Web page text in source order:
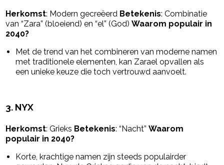
Herkomst: Modern gecreëerd Betekenis: Combinatie
van “Zara” (bloeiend) en “el” (God)Waarom populair in
2040?
Met de trend van het combineren van moderne namen
met traditionele elementen, kan Zarael opvallen als
een unieke keuze die toch vertrouwd aanvoelt.
3. NYX
Herkomst: Grieks Betekenis: “Nacht”Waarom
populair in 2040?
Korte, krachtige namen zijn steeds populairder